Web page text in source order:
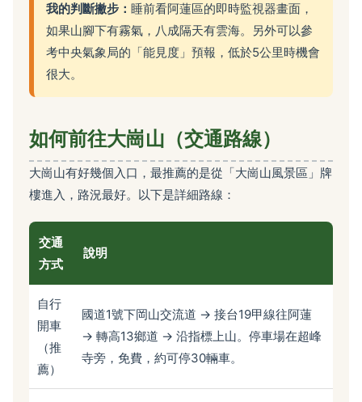
我的判斷撇步： 睡前看阿蓮區的即時監視器畫面，
如果山腳下有霧氣，八成隔天有雲海。另外可以參
考中央氣象局的「能見度」預報，低於5公里時機會
很大。
如何前往大崗山（交通路線）
大崗山有好幾個入口，最推薦的是從「大崗山風景區」牌
樓進入，路況最好。以下是詳細路線：
交通
方式
說明
自行
開車
（推
薦）
國道1號下岡山交流道 → 接台19甲線往阿蓮
→ 轉高13鄉道 → 沿指標上山。停車場在超峰
寺旁，免費，約可停30輛車。